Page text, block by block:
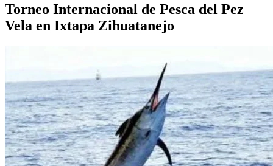
Torneo Internacional de Pesca del Pez
Vela en Ixtapa Zihuatanejo